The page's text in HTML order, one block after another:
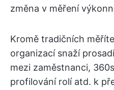
změna v měření
Kromě tradičních
organizací snaží
mezi zaměstnanci,
profilování rolí atd. k